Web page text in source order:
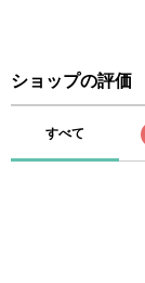
ショップの評価
すべて